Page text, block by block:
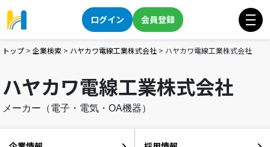
ログイン 会員登録
トップ > 企業検索 > ハヤカワ電線工業株式会社 > ハヤカワ電線工業株式会社
ハヤカワ電線工業株式会社
メーカー（電子・電気・OA機器）